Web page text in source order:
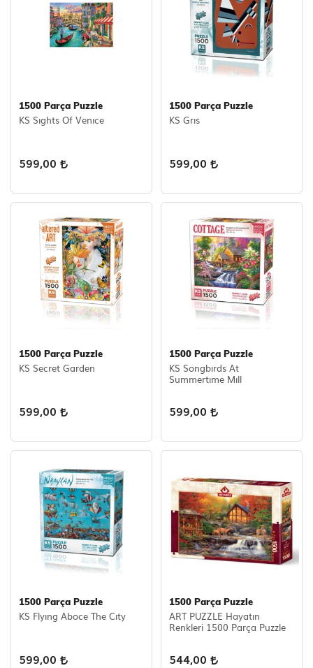
1500 Parça Puzzle
KS Sıghts Of Venıce
599,00
1500 Parça Puzzle
KS Grıs
599,00
1500 Parça Puzzle
KS Secret Garden
599,00
1500 Parça Puzzle
KS Songbırds At
Summertıme Mıll
599,00
1500 Parça Puzzle
KS Flyıng Aboce The Cıty
599,00
1500 Parça Puzzle
ART PUZZLE Hayatın
Renkleri 1500 Parça Puzzle
544,00